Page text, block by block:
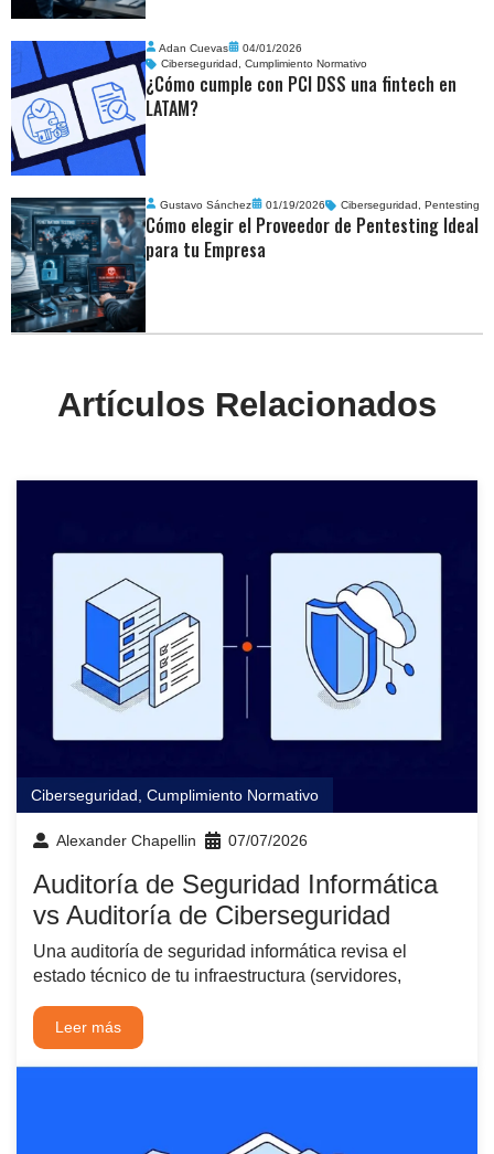
Adan Cuevas
04/01/2026
Ciberseguridad,Cumplimiento Normativo
¿Cómo cumple con PCI DSS una fintech en
LATAM?
Gustavo Sánchez 01/19/2026 Ciberseguridad , Pentesting
Cómo elegir el Proveedor de Pentesting Ideal
para tu Empresa
Artículos Relacionados
Ciberseguridad, Cumplimiento Normativo
Alexander Chapellin 07/07/2026
Auditoría de Seguridad Informática
vs Auditoría de Ciberseguridad
Una auditoría de seguridad informática revisa el
estado técnico de tu infraestructura (servidores,
Leer más